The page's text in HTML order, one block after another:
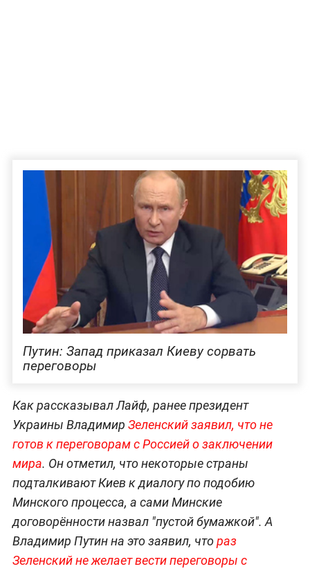
Путин: Запад приказал Киеву сорвать
переговоры
Как рассказывал Лайф, ранее президент
Украины Владимир Зеленский заявил, что не
готов к переговорам с Россией о заключении
мира. Он отметил, что некоторые страны
подталкивают Киев к диалогу по подобию
Минского процесса, а сами Минские
договорённости назвал "пустой бумажкой". А
Владимир Путин на это заявил, чтораз
Зеленский не желает вести переговоры с